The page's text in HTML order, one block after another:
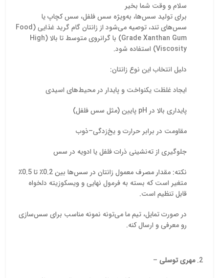
سلام و وقت شما بخیر
برای تولید سس‌ها، به‌ویژه سس فلفل، سس کچاپ یا
سس‌های تند، توصیه می‌شود از زانتان گام گرید غذایی (Food
Grade Xanthan Gum) با گرانروی متوسط تا بالا (High
Viscosity) استفاده شود.
دلیل انتخاب این نوع زانتان:
ایجاد غلظت یکنواخت و پایدار در محیط‌های اسیدی
پایداری بالا در pH پایین (مثل سس فلفل)
مقاومت در برابر حرارت و یخ‌زدگی–ذوب
جلوگیری از ته‌نشینی ذرات فلفل یا ادویه در سس
نکته: مقدار مصرف معمول زانتان در سس‌ها بین 0.2٪ تا 0.5٪
متغیر است که بسته به فرمول نهایی و ویسکوزیته دلخواه
قابل تنظیم است.
در صورت تمایل، تیم ما می‌تونه نمونه مناسب برای سس‌سازی
رو معرفی و ارسال کنه.
مهری توسلی –